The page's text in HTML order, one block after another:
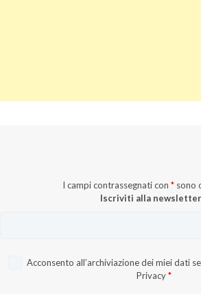
I campi contrassegnati con * sono
Iscriviti alla newsletter
Acconsento all’archiviazione dei miei dati
Privacy *